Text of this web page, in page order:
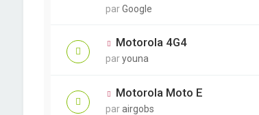
parGoogle
Motorola 4G4
paryouna
Motorola Moto E
parairgobs